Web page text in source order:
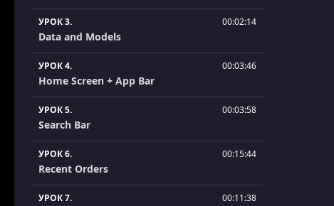
УРОК 3. 00:02:14
Data and Models
УРОК 4. 00:03:46
Home Screen + App Bar
УРОК 5. 00:03:58
Search Bar
УРОК 6. 00:15:44
Recent Orders
УРОК 7. 00:11:38